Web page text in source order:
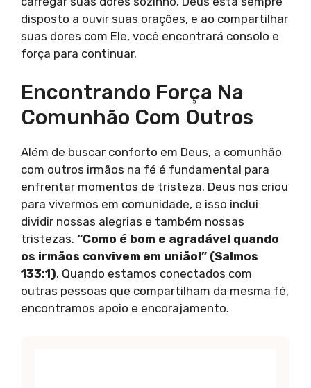
disposto a ouvir suas orações, e ao compartilhar
suas dores com Ele, você encontrará consolo e
força para continuar.
Encontrando Força Na
Comunhão Com Outros
Além de buscar conforto em Deus, a comunhão
com outros irmãos na fé é fundamental para
enfrentar momentos de tristeza. Deus nos criou
para vivermos em comunidade, e isso inclui
dividir nossas alegrias e também nossas
tristezas. “Como é bom e agradável quando
os irmãos convivem em união!” (Salmos
133:1). Quando estamos conectados com
outras pessoas que compartilham da mesma fé,
encontramos apoio e encorajamento.